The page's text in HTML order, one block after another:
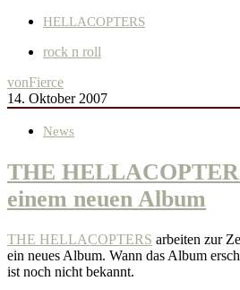
HELLACOPTERS
rock n roll
vonFierce
14. Oktober 2007
News
THE
einem neuen Album
THE HELLACOPTERS arbeiten zur
ein neues Album. Wann das Album
ist noch nicht bekannt.